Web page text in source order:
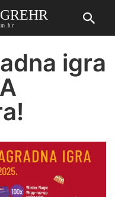
igra